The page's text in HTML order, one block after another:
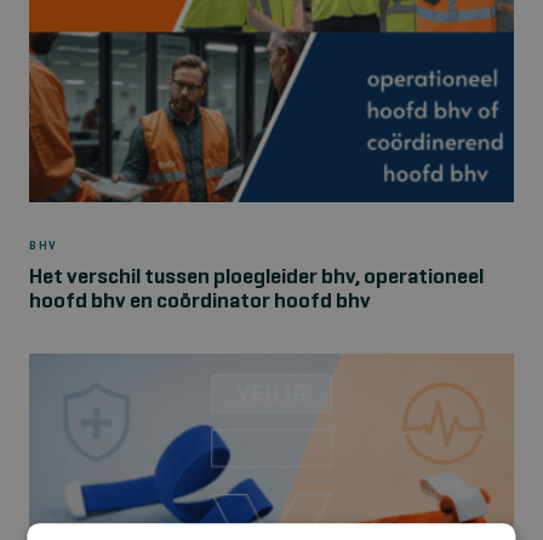
BHV
Het verschil tussen ploegleider bhv, operationeel
hoofd bhv en coördinator hoofd bhv